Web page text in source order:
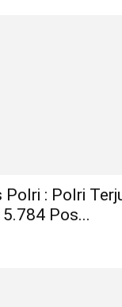
Polri : Polri
Pos...